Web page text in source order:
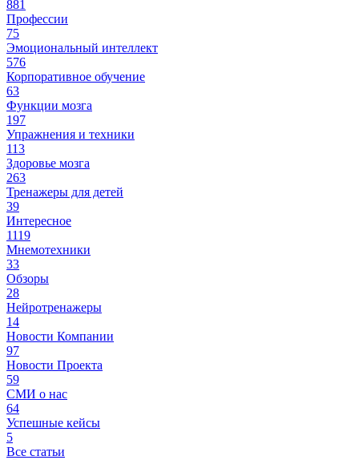
881
Профессии
75
Эмоциональный интеллект
576
Корпоративное обучение
63
Функции мозга
197
Упражнения и техники
113
Здоровье мозга
263
Тренажеры для детей
39
Интересное
1119
Мнемотехники
33
Обзоры
28
Нейротренажеры
14
Новости Компании
97
Новости Проекта
59
СМИ о нас
64
Успешные кейсы
5
Все статьи